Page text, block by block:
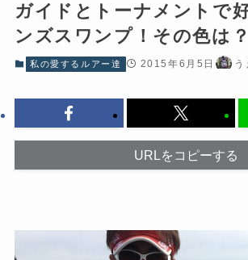
ガイドとトーナメントで
ンズスワンプ！その色は？
私の愛するルアー達 2015年6月5日 う
URLをコピーする